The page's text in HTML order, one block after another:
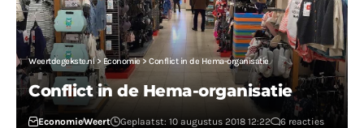
Weertdegekste.nl> Economie> Conflict in de Hema-organisatie
Conflict in de Hema-organisatie
EconomieWeert Geplaatst: 10 augustus 2018 12:22
6 reacties